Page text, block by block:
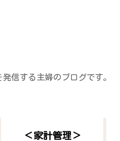
信する主婦のブログです。
＜家計管理＞